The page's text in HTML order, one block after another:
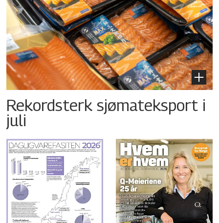
Rekordsterk sjømateksport i
juli